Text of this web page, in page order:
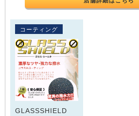
コーティング
GLASSSHIELD